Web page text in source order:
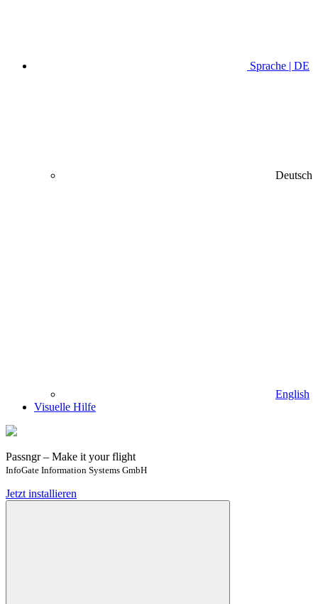
Sprache | DE
Deutsch
English
Visuelle Hilfe
Passngr – Make it your flight
InfoGate Information Systems GmbH
Jetzt installieren